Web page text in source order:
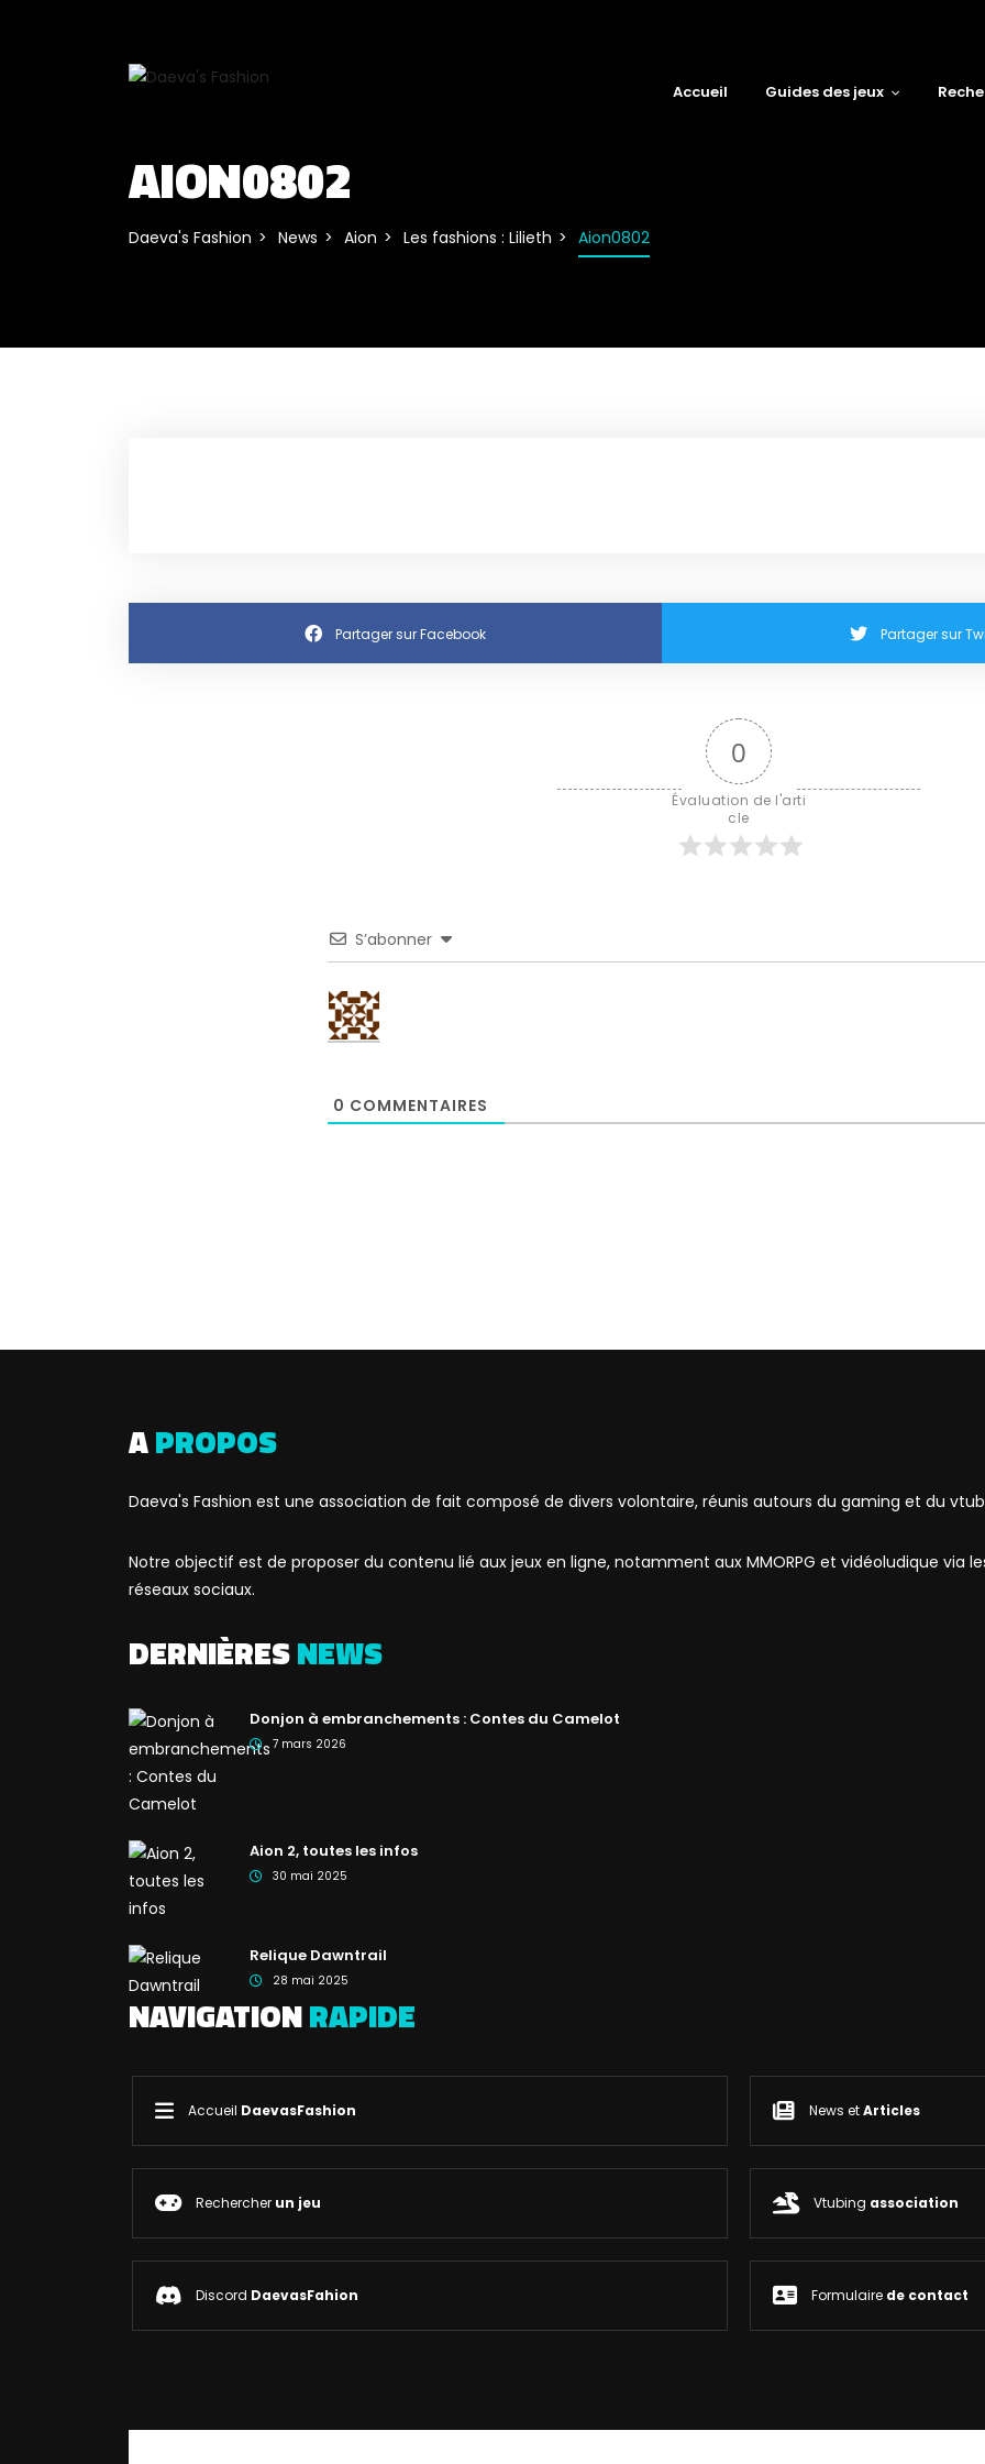
Accueil Guides des jeux
AION0802
Daeva's Fashion News Aion Les fashions : Lilieth Aion0802
Partager sur Facebook Partager sur
0
Évaluation de l'arti
cle
S’abonner
0 COMMENTAIRES
APROPOS
Daeva's Fashion est une association de fait composé de divers volontaire, réunis autours du gaming et du
Notre objectif est de proposer du contenu lié aux jeux en ligne, notamment aux MMORPG et vidéoludique via
réseaux sociaux.
DERNIÈRESNEWS
Donjon à embranchements : Contes du Camelot
7 mars 2026
Aion 2, toutes les infos
30 mai 2025
Relique Dawntrail
28 mai 2025
NAVIGATIONRAPIDE
Accueil DaevasFashion News etArticles
Rechercher un jeu Vtubing association
Discord DaevasFahion Formulaire de contact